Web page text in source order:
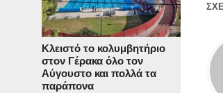
Κλειστό το κολυμβητήριο
στον Γέρακα όλο τον
Αύγουστο και πολλά τα
παράπονα